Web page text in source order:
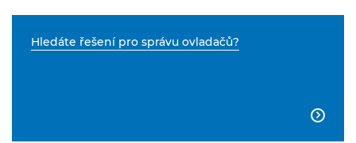
Hledáte řešení pro správu ovladačů?
